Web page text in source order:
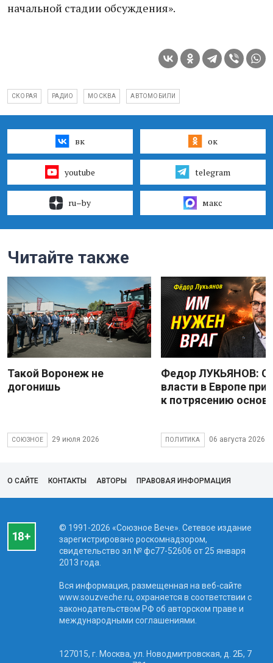
начальной стадии обсуждения».
СКОРАЯ РАДИО МОСКВА АВТОМОБИЛИ
вк ок
youtube telegram
ru–by макс
Читайте также
Такой Воронеж не
догонишь
СОЮЗНОЕ 29 июля 2026
Федор ЛУКЬЯНОВ:
власти в Европе
к потрясению основ
ПОЛИТИКА 06 августа 2026
О САЙТЕ КОНТАКТЫ АВТОРЫ ПРАВОВАЯ ИНФОРМАЦИЯ
© 1991-2026 «Союзное Вече». Сетевое издание
зарегистрировано роскомнадзором,
свидетельство эл № фc77-52606 от 25 января
2013 года.
Вся информация, размещенная на веб-сайте
www.souzveche.ru, охраняется в соответствии с
законодательством РФ об авторском праве и
международными соглашениями.
127015, г. Москва, ул. Новодмитровская, д. 2Б, 7